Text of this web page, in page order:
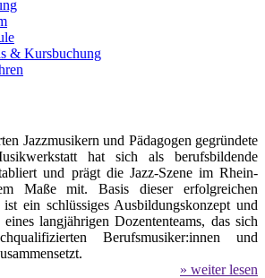
& Kursbuchung
Jazzmusikern und Pädagogen gegründete
hat sich als berufsbildende
und prägt die Jazz-Szene im Rhein-
Maße mit. Basis dieser erfolgreichen
ein schlüssiges Ausbildungskonzept und
langjährigen Dozententeams, das sich
Berufsmusiker:innen und
» weiter lesen